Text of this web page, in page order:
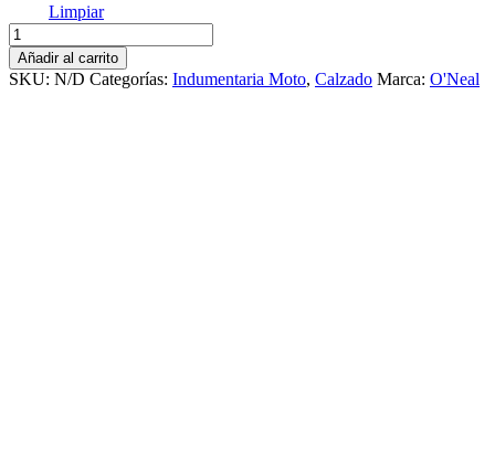
Limpiar
Zapatillas
Pinned
Flat
Pedal
Añadir al carrito
SKU: N/D Categorías: Indumentaria Moto, Calzado Marca: O'Neal